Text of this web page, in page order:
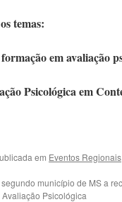
temas:
em avaliação
Psicológica em
em Eventos Regionais
município de MS a
Psicológica